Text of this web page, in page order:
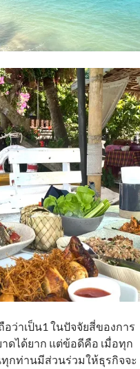
ว่าเป็น1 ในปัจจัยสี่ของการ
ดได้ยาก แต่ข้อดีคือ เมื่อทุก
กท่านมีส่วนร่วมให้ธุรกิจจะ